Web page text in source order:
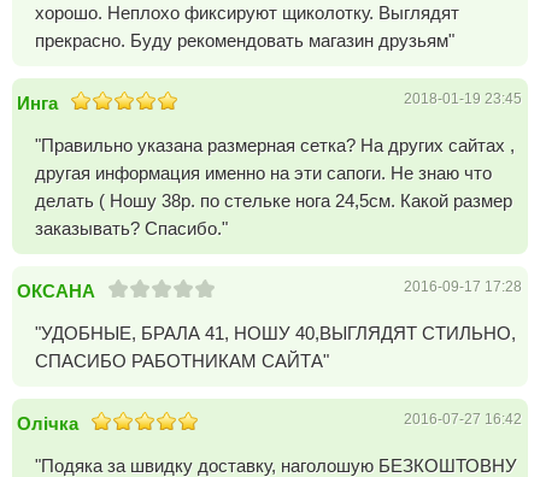
хорошо. Неплохо фиксируют щиколотку. Выглядят
прекрасно. Буду рекомендовать магазин друзьям"
Инга 2018-01-19 23:45
"Правильно указана размерная сетка? На других сайтах ,
другая информация именно на эти сапоги. Не знаю что
делать ( Ношу 38р. по стельке нога 24,5см. Какой размер
заказывать? Спасибо."
OКСАНА 2016-09-17 17:28
"УДОБНЫЕ, БРАЛА 41, НОШУ 40,ВЫГЛЯДЯТ СТИЛЬНО,
СПАСИБО РАБОТНИКАМ САЙТА"
Олічка 2016-07-27 16:42
"Подяка за швидку доставку, наголошую БЕЗКОШТОВНУ